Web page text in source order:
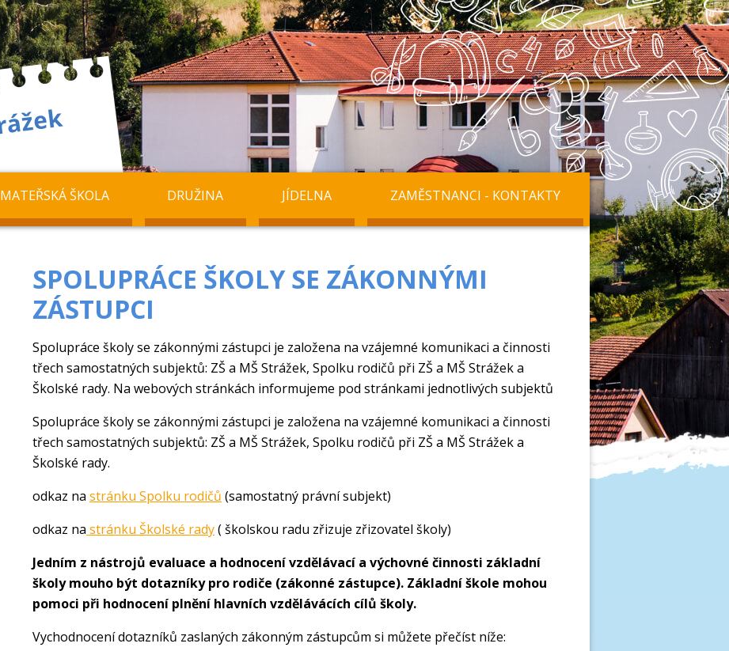
MATEŘSKÁ ŠKOLA DRUŽINA JÍDELNA ZAMĚSTNANCI - KONTAKTY
SPOLUPRÁCE ŠKOLY SE ZÁKONNÝMI
ZÁSTUPCI
Spolupráce školy se zákonnými zástupci je založena na vzájemné komunikaci a činnosti
třech samostatných subjektů: ZŠ a MŠ Strážek, Spolku rodičů při ZŠ a MŠ Strážek a
Školské rady. Na webových stránkách informujeme pod stránkami jednotlivých subjektů
Spolupráce školy se zákonnými zástupci je založena na vzájemné komunikaci a činnosti
třech samostatných subjektů: ZŠ a MŠ Strážek, Spolku rodičů při ZŠ a MŠ Strážek a
Školské rady.
odkaz na stránku Spolku rodičů (samostatný právní subjekt)
odkaz na stránku Školské rady( školskou radu zřizuje zřizovatel školy)
Jedním z nástrojů evaluace a hodnocení vzdělávací a výchovné činnosti základní
školy mouho být dotazníky pro rodiče (zákonné zástupce). Základní škole mohou
pomoci při hodnocení plnění hlavních vzdělávácích cílů školy.
Vychodnocení dotazníků zaslaných zákonným zástupcům si můžete přečíst níže: